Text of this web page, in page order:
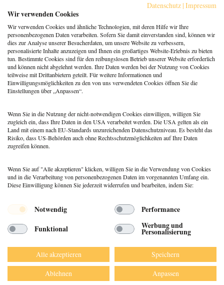
Berufspraxis
Klarheit gewinnt: Gebucht
werden als Coach:in im KI-
Zeitalter
Berufspraxis
Patientenrechtegesetz: 5
typische Irrtümer im Fakten-
Check
Coaching
falschen Fragen? Zeit für ein
Repertoire-Update
Menü
© 2026 DEUTSCHER PSYCHOLOGEN
VERLAG GMBH
IMPRESSUM
Datenschutz | Impressum
Wir verwenden Cookies
Wir verwenden Cookies und ähnliche Technologien, mit deren Hilfe wir Ihre
personenbezogenen Daten verarbeiten. Sofern Sie damit einverstanden sind, können wir
dies zur Analyse unserer Besucherdaten, um unsere Website zu verbessern,
personalisierte Inhalte anzuzeigen und Ihnen ein großartiges Website-Erlebnis zu bieten
tun. Bestimmte Cookies sind für den reibungslosen Betrieb unserer Website erforderlich
und können nicht abgelehnt werden. Ihre Daten werden bei der Nutzung von Cookies
teilweise mit Drittanbietern geteilt. Für weitere Informationen und
Einwilligungsmöglichkeiten zu den von uns verwendeten Cookies öffnen Sie die
Einstellungen über „Anpassen“.
Wenn Sie in die Nutzung der nicht-notwendigen Cookies einwilligen, willigen Sie
zugleich ein, dass Ihre Daten in den USA verarbeitet werden. Die USA gelten als ein
Land mit einem nach EU-Standards unzureichenden Datenschutzniveau. Es besteht das
Risiko, dass US-Behörden auch ohne Rechtsschutzmöglichkeiten auf Ihre Daten
zugreifen können.
Wenn Sie auf "Alle akzeptieren" klicken, willigen Sie in die Verwendung von Cookies
und in die Verarbeitung von personenbezogenen Daten im vorgenannten Umfang ein.
Diese Einwilligung können Sie jederzeit widerrufen und bearbeiten, indem Sie:
Notwendig
Performance
Funktional
Werbung und
Personalisierung
Alle akzeptieren
Speichern
Ablehnen
Anpassen